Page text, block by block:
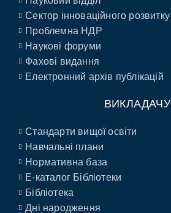
Сектор інноваційного розвитку
Проблемна НДР
Наукові форуми
Фахові видання
Електронний архів публікацій
ВИКЛАДАЧУ
Стандарти вищої освіти
Навчальні плани
Нормативна база
E-каталог Бібліотеки
Бібліотека
Дні народження